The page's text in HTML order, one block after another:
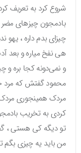
شروع کرد به تعریف
بادمجون چیزهای مضر
چیزای بدم داره ، یهو
هی نفخ میاره و بعد
و نمی‌دونه کجا بره و
محمود گفتش که مرد
مردک همینجوری
کردی به تخریب
تو دیگه کی هستی ،
من باید یه چیزی بگم